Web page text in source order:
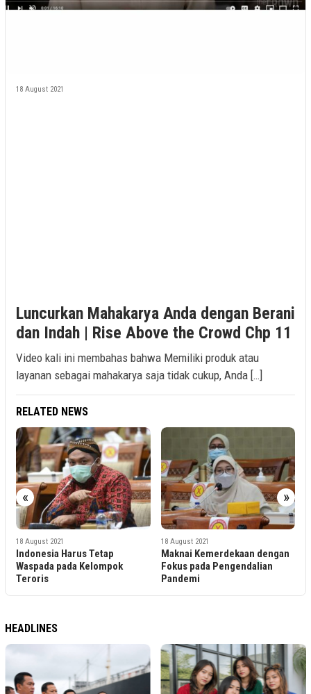
18 August 2021
Luncurkan Mahakarya Anda dengan Berani
dan Indah | Rise Above the Crowd Chp 11
Video kali ini membahas bahwa Memiliki produk atau
layanan sebagai mahakarya saja tidak cukup, Anda […]
RELATED NEWS
« »
Harus Tetap
pada Kelompok
Maknai Kemerdekaan dengan
Fokus pada Pengendalian
Rayakan
Gofood
HEADLINES